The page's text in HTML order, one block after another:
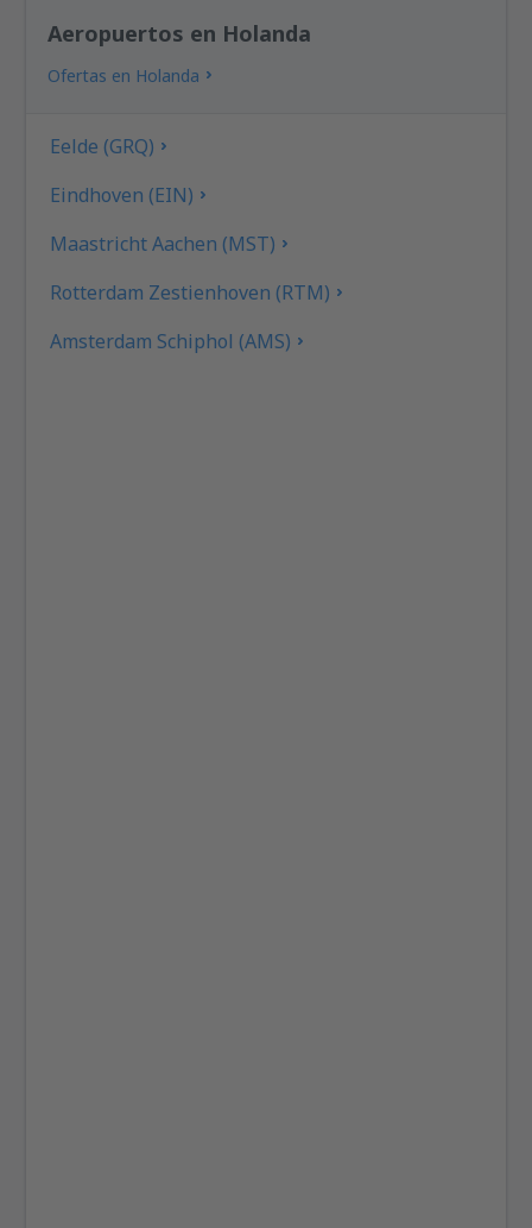
Aeropuertos en Holanda
Ofertas en Holanda
Eelde (GRQ)
Eindhoven (EIN)
Maastricht Aachen (MST)
Rotterdam Zestienhoven (RTM)
Amsterdam Schiphol (AMS)